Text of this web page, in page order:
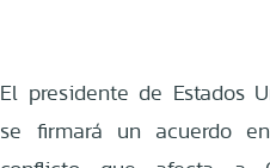
El presidente de Estados
se firmará un acuerdo